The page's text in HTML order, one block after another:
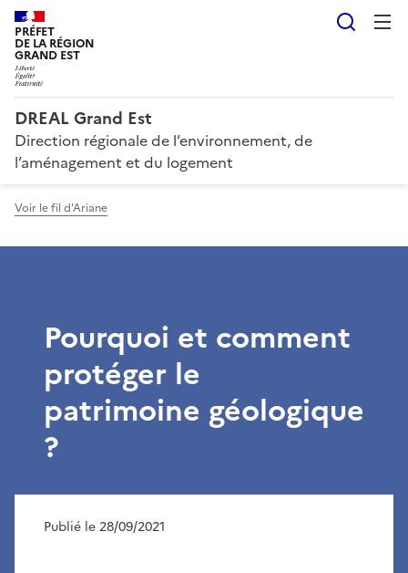
PRÉFET
DE LA RÉGION
GRAND EST
DREAL Grand Est
Direction régionale de l’environnement, de
l’aménagement et du logement
Voir le fil d'Ariane
Pourquoi et comment
protéger le
patrimoine géologique
?
Publié le 28/09/2021